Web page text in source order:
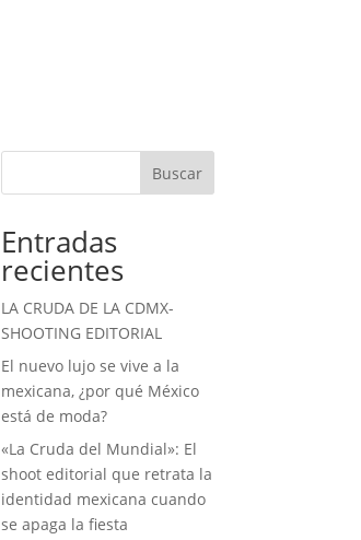
Buscar
Entradas
recientes
LA CRUDA DE LA CDMX-
SHOOTING EDITORIAL
El nuevo lujo se vive a la
mexicana, ¿por qué México
está de moda?
«La Cruda del Mundial»: El
shoot editorial que retrata la
identidad mexicana cuando
se apaga la fiesta